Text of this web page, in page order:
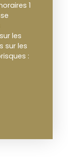
1
les
sur les
: